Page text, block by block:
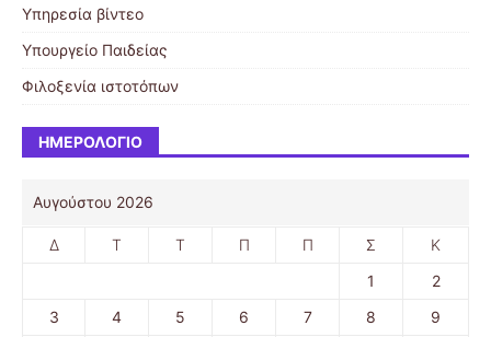
Υπηρεσία βίντεο
Υπουργείο Παιδείας
Φιλοξενία ιστοτόπων
ΗΜΕΡΟΛΌΓΙΟ
Αυγούστου 2026
Δ Τ Τ Π Π Σ
Κ
1
2
3
4 5 6 7 8 9